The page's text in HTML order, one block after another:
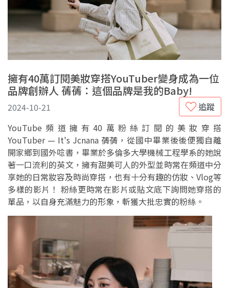
擁有40萬訂閱美妝穿搭YouTuber變身成為一位
品牌創辦人 蒨蒨：這個品牌是我的Baby!
追蹤
2024-10-21
YouTube頻道擁有40萬粉絲訂閱的美妝穿搭
YouTuber — It's Jcnana 蒨蒨，從國中畢業後後便獨自離
開家鄉到國外唸書，畢業於多倫多大學機械工程學系的她說
著一口流利的英文，擁有甜美可人的外型並時常在頻道中分
享她的日常妝容及時尚穿搭，也有十分有趣的仿妝、Vlog等
多樣的影片！ 粉絲更時常在影片或貼文底下詢問她穿搭的
單品，以自身充滿魅力的形象，斬獲大批忠實的粉絲。